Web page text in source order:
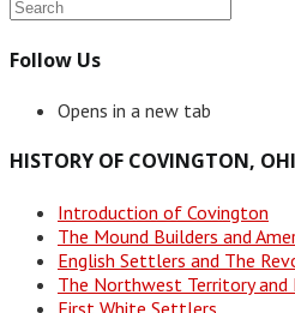
Follow Us
Opens in a new tab
HISTORY OF COVINGTON,
Introduction of Covington
The Mound Builders and
English Settlers and The
The Northwest Territory and
First White Settlers